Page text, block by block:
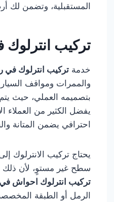
المستقبلية، وتضمن لك
تركيب
خدمة تركيب انترلوك في
والممرات ومواقف
بتصميمه العملي، حيث
يفضل الكثير من العملاء
احترافي يضمن المتانة
يحتاج تركيب الانترلوك
سطح غير مستوٍ، لأن ذلك
تركيب انترلوك احواش
الرمل أو الطبقة